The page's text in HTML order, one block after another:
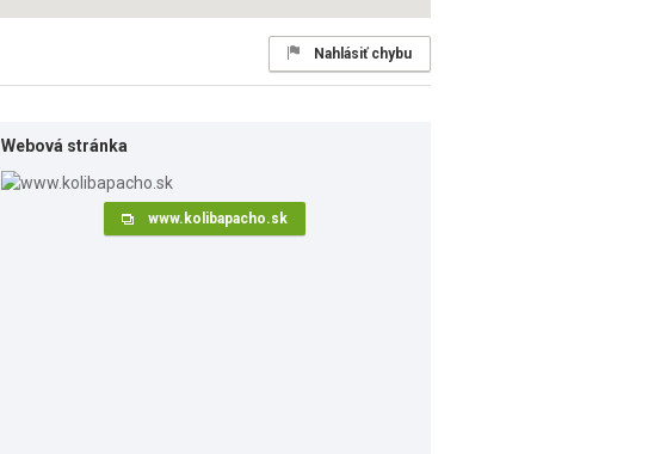
Nahlásiť chybu
Webová stránka
www.kolibapacho.sk